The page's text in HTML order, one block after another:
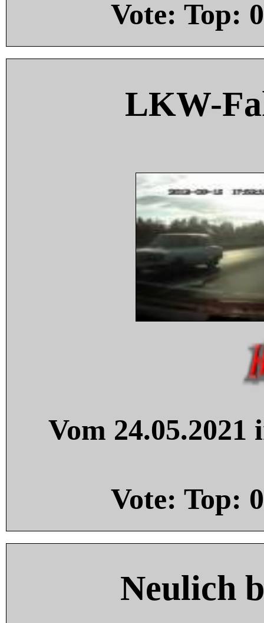
Vote: Top: 0
LKW-
Vom
Vote: Top: 0
Neulich